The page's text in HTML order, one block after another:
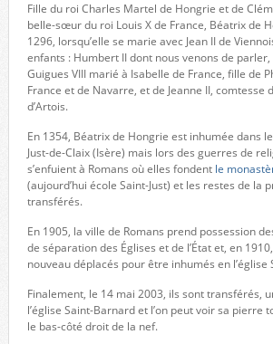
Fille du roi Charles Martel de Hongrie et de
belle-sœur du roi Louis X de France, Béatrix de
1296, lorsqu’elle se marie avec Jean II de
enfants : Humbert II dont nous venons de
Guigues VIII marié à Isabelle de France, fille de
France et de Navarre, et de Jeanne II, comtesse
d’Artois.
En 1354, Béatrix de Hongrie est inhumée dans
Just-de-Claix (Isère) mais lors des guerres de
s’enfuient à Romans où elles fondent le
(aujourd’hui école Saint-Just) et les restes de la
transférés.
En 1905, la ville de Romans prend possession
de séparation des Églises et de l’État et, en
nouveau déplacés pour être inhumés en l’église
Finalement, le 14 mai 2003, ils sont transférés,
l’église Saint-Barnard et l’on peut voir sa pierre
le bas-côté droit de la nef.